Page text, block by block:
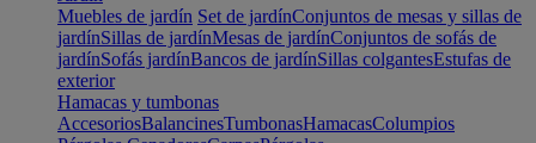
Muebles de jardín Set de jardínConjuntos de mesas y sillas de
jardínSillas de jardínMesas de jardínConjuntos de sofás de
jardínSofás jardínBancos de jardínSillas colgantesEstufas de
exterior
Hamacas y tumbonas
AccesoriosBalancinesTumbonasHamacasColumpios